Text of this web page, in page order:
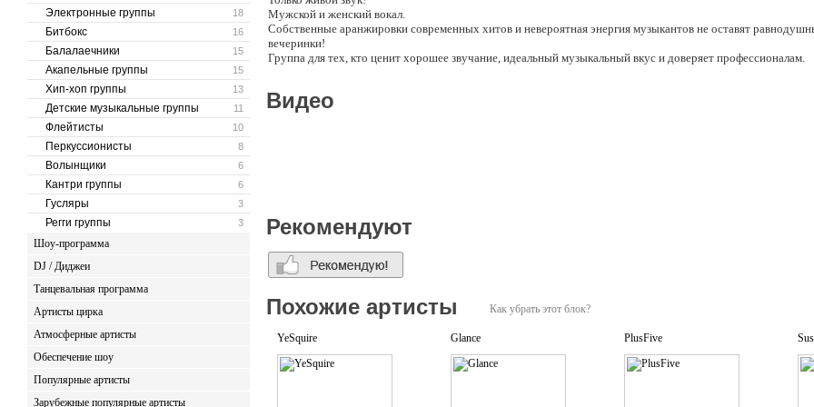
18
Электронные группы
16
Битбокс
15
Балалаечники
15
Акапельные группы
13
Хип-хоп группы
11
Детские музыкальные группы
10
Флейтисты
8
Перкуссионисты
6
Волынщики
6
Кантри группы
3
Гусляры
3
Регги группы
Шоу-программа
DJ / Диджеи
Танцевальная программа
Артисты цирка
Атмосферные артисты
Обеспечение шоу
Популярные артисты
Зарубежные популярные артисты
Мужской и женский вокал.
Собственные аранжировки современных хитов и невероятная энергия музыкантов не оставят
вечеринки!
Группа для тех, кто ценит хорошее звучание, идеальный музыкальный вкус и доверяет профессионалам.
Видео
Рекомендуют
Как убрать этот блок?
Похожие артисты
YeSquire Glance PlusFive